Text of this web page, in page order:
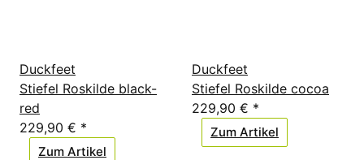
Duckfeet
Stiefel Roskilde black-
red
229,90 € *
Zum Artikel
Duckfeet
Stiefel Roskilde cocoa
229,90 € *
Zum Artikel